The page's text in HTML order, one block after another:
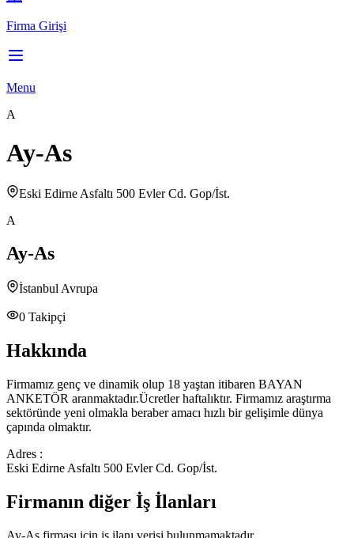
Firma Girişi
Menu
A
Ay-As
Eski Edirne Asfaltı 500 Evler Cd. Gop/İst.
A
Ay-As
İstanbul Avrupa
0 Takipçi
Hakkında
Firmamız genç ve dinamik olup 18 yaştan itibaren BAYAN
ANKETÖR aranmaktadır.Ücretler haftalıktır. Firmamız araştırma
sektöründe yeni olmakla beraber amacı hızlı bir gelişimle dünya
çapında olmaktır.
Adres :
Eski Edirne Asfaltı 500 Evler Cd. Gop/İst.
Firmanın diğer İş İlanları
Ay-As firması için iş ilanı verisi bulunmamaktadır.